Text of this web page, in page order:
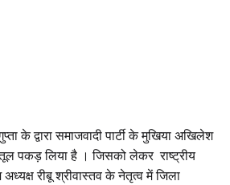
के द्वारा समाजवादी पार्टी के मुखिया अखिलेश
तूल पकड़ लिया है । जिसको लेकर राष्ट्रीय
रीबू श्रीवास्तव के नेतृत्व में जिला